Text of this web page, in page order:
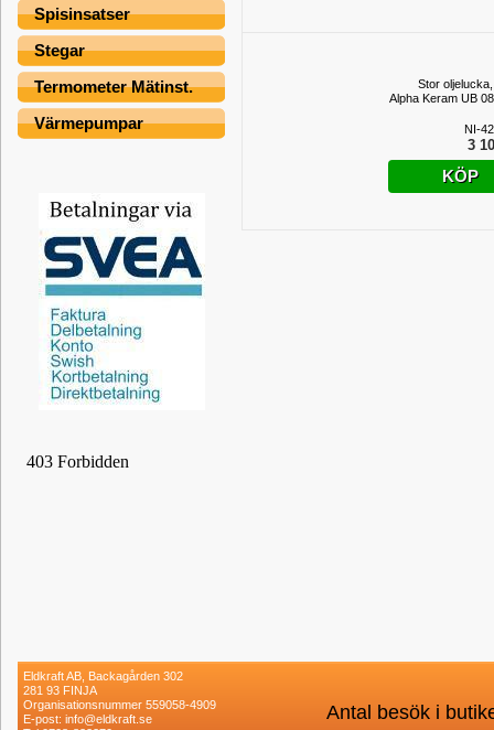
Spisinsatser
Stegar
Termometer Mätinst.
Värmepumpar
Stor
Alpha Keram UB
NI-
3
KÖP
Eldkraft AB, Backagården 302
281 93 FINJA
Organisationsnummer 559058-4909
E-post: info@eldkraft.se
Antal besök i